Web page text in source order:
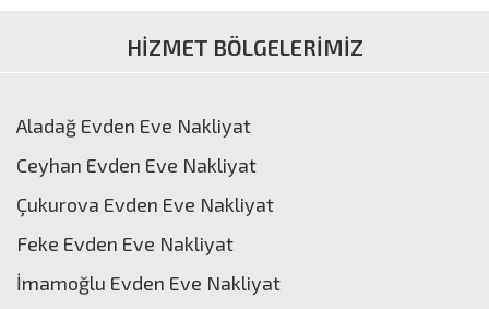
HİZMET BÖLGELERİMİZ
Aladağ Evden Eve Nakliyat
Ceyhan Evden Eve Nakliyat
Çukurova Evden Eve Nakliyat
Feke Evden Eve Nakliyat
İmamoğlu Evden Eve Nakliyat